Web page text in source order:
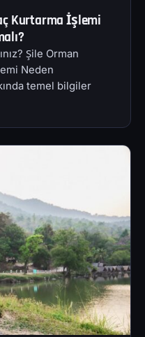
Kurtarma İşlemi
Şile Orman
Neden
temel bilgiler